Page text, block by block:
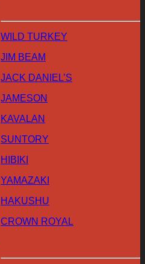
WILD TURKEY
JIM BEAM
JACK DANIEL’S
JAMESON
KAVALAN
SUNTORY
HIBIKI
YAMAZAKI
HAKUSHU
CROWN ROYAL